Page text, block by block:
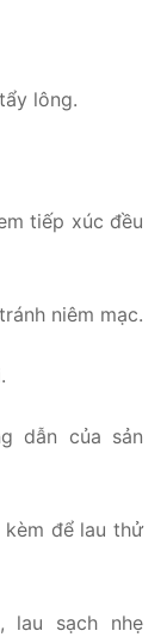
lông.
tiếp xúc đều
niêm mạc.
dẫn của sản
để lau thử
lau sạch nhẹ